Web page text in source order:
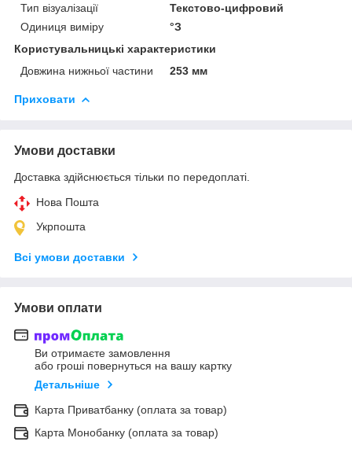
Тип візуалізації
Текстово-цифровий
Одиниця виміру
°З
Користувальницькі характеристики
Довжина нижньої частини
253 мм
Приховати
Умови доставки
Доставка здійснюється тільки по передоплаті.
Нова Пошта
Укрпошта
Всі умови доставки
Умови оплати
Ви отримаєте замовлення
або гроші повернуться на вашу картку
Детальніше
Карта Приватбанку (оплата за товар)
Карта Монобанку (оплата за товар)